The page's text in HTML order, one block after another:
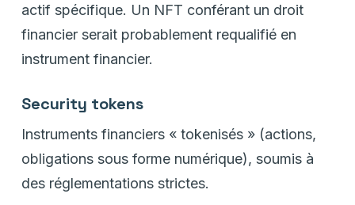
actif spécifique. Un NFT conférant un droit
financier serait probablement requalifié en
instrument financier.
Security tokens
Instruments financiers « tokenisés » (actions,
obligations sous forme numérique), soumis à
des réglementations strictes.